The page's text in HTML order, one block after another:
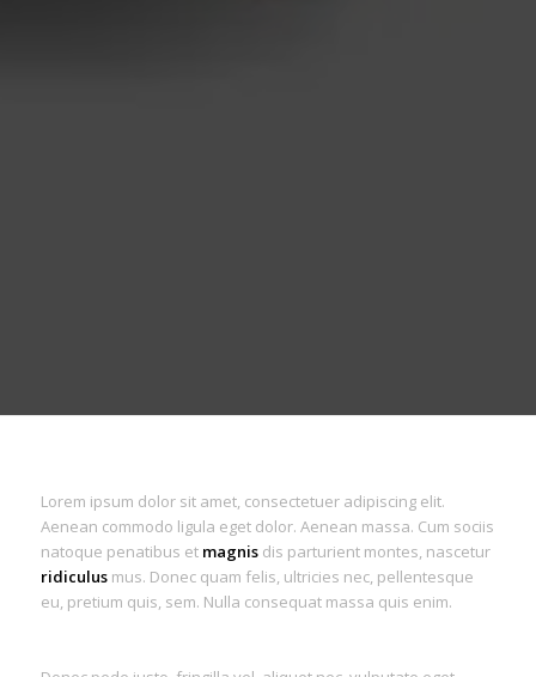
Lorem ipsum dolor sit amet, consectetuer adipiscing elit.
Aenean commodo ligula eget dolor. Aenean massa. Cum sociis
natoque penatibus et magnisdis parturient montes, nascetur
ridiculusmus. Donec quam felis, ultricies nec, pellentesque
eu, pretium quis, sem. Nulla consequat massa quis enim.